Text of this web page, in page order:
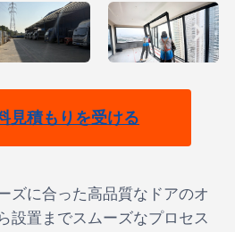
見積もりを受ける
ズに合った高品質なドアのオ
設置までスムーズなプロセス